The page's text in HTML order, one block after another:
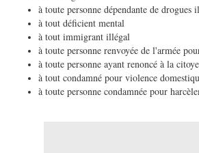
à toute personne dépendante de drogues
à tout déficient mental
à tout immigrant illégal
à toute personne renvoyée de l'armée
à toute personne ayant renoncé à la
à tout condamné pour violence
à toute personne condamnée pour